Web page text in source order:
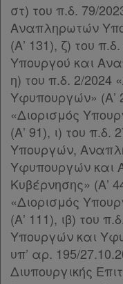
Νομολογία
Kodiko
Forum
Αναζήτηση
Κ.Α.Δ.
Διακρατικές
Συμφωνίες
Ελλάδας
στ) του π.δ. 79/
Αναπληρωτών
(Α’ 131), ζ) του
Υπουργού και
η) του π.δ. 2/2024
Υφυπουργών» (Α’
«Διορισμός
(Α’ 91), ι) του π.δ.
Υπουργών,
Υφυπουργών και
Κυβέρνησης» (Α’
«Διορισμός
(Α’ 111), ιβ) του
Υπουργών και
υπ’ αρ. 195/
Διυπουργικής